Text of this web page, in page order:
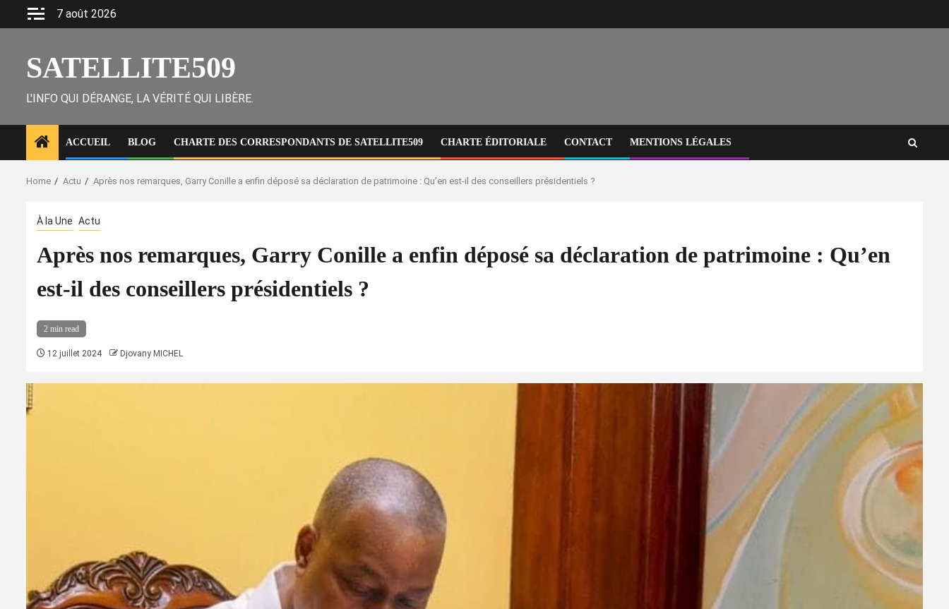
7 août 2026
SATELLITE509
L'INFO QUI DÉRANGE, LA VÉRITÉ QUI LIBÈRE.
ACCUEIL BLOG CHARTE DES CORRESPONDANTS DE SATELLITE509 CHARTE ÉDITORIALE CONTACT MENTIONS LÉGALES
Home Actu Après nos remarques, Garry Conille a enfin déposé sa déclaration de patrimoine : Qu’en est-il des conseillers présidentiels ?
À la Une Actu
Après nos remarques, Garry Conille a enfin déposé sa déclaration de patrimoine : Qu’en
est-il des conseillers présidentiels ?
2 min read
12 juillet 2024 Djovany MICHEL